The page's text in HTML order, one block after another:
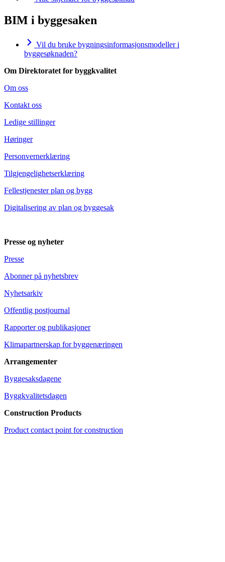
BIM i byggesaken
Vil du bruke bygningsinformasjonsmodeller i
byggesøknaden?
Om Direktoratet for byggkvalitet
Om oss
Kontakt oss
Ledige stillinger
Høringer
Personvernerklæring
Tilgjengelighetserklæring
Fellestjenester plan og bygg
Digitalisering av plan og byggesak
Presse og nyheter
Presse
Abonner på nyhetsbrev
Nyhetsarkiv
Offentlig postjournal
Rapporter og publikasjoner
Klimapartnerskap for byggenæringen
Arrangementer
Byggesaksdagene
Byggkvalitetsdagen
Construction Products
Product contact point for construction